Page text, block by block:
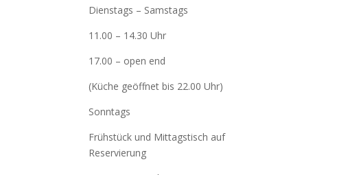
Dienstags – Samstags
11.00 – 14.30 Uhr
17.00 – open end
(Küche geöffnet bis 22.00 Uhr)
Sonntags
Frühstück und Mittagstisch auf
Reservierung